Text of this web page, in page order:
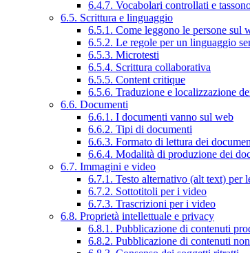
6.4.7. Vocabolari controllati e
6.5. Scrittura e linguaggio
6.5.1. Come leggono le persone sul
6.5.2. Le regole per un linguaggio
6.5.3. Microtesti
6.5.4. Scrittura collaborativa
6.5.5. Content critique
6.5.6. Traduzione e localizzazione
6.6. Documenti
6.6.1. I documenti vanno sul web
6.6.2. Tipi di documenti
6.6.3. Formato di lettura dei
6.6.4. Modalità di produzione dei
6.7. Immagini e video
6.7.1. Testo alternativo (alt text) per
6.7.2. Sottotitoli per i video
6.7.3. Trascrizioni per i video
6.8. Proprietà intellettuale e privacy
6.8.1. Pubblicazione di contenuti
6.8.2. Pubblicazione di contenuti